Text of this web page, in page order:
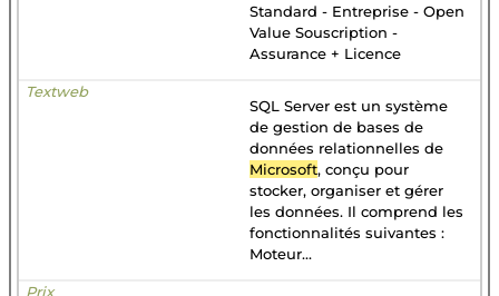
Standard - Entreprise - Open
Value Souscription -
Assurance + Licence
SQL Server est un système
de gestion de bases de
données relationnelles de
Microsoft, conçu pour
stocker, organiser et gérer
les données. Il comprend les
fonctionnalités suivantes :
Moteur...